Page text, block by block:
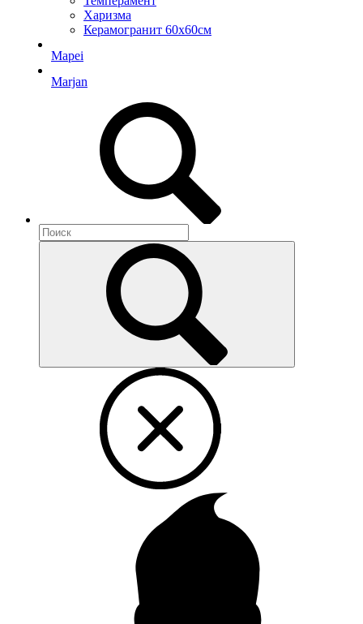
Харизма
Керамогранит 60х60см
Mapei
Marjan